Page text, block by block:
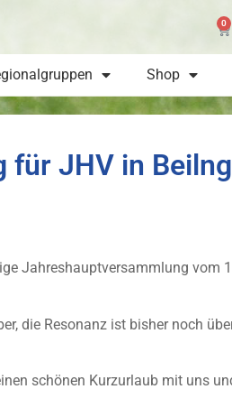
Shop
0
für JHV in
Jahreshauptversammlung vom
die Resonanz ist bisher noch
schönen Kurzurlaub mit uns